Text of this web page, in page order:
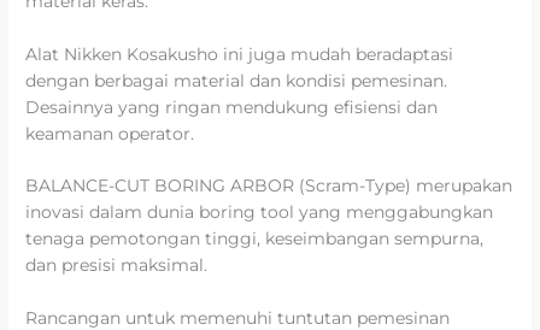
Alat Nikken Kosakusho ini juga mudah beradaptasi
dengan berbagai material dan kondisi pemesinan.
Desainnya yang ringan mendukung efisiensi dan
keamanan operator.
BALANCE-CUT BORING ARBOR (Scram-Type) merupakan
inovasi dalam dunia boring tool yang menggabungkan
tenaga pemotongan tinggi, keseimbangan sempurna,
dan presisi maksimal.
Rancangan untuk memenuhi tuntutan pemesinan